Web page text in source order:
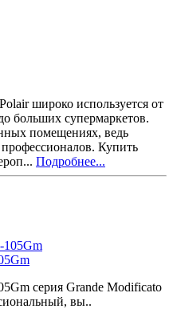
широко используется от
больших супермаркетов.
помещениях, ведь
Купить
Подробнее...
серия Grande Modificato
вы..